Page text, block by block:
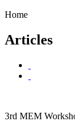
Home
Articles
3rd MEM